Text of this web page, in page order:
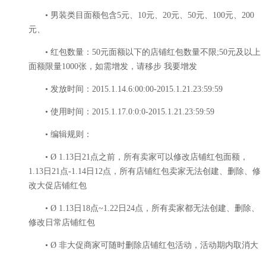
• 男装类目面额包含5元、10元、20元、50元、100元、200
元、
• 红包数量：50元面额以下的店铺红包数量不限;50元及以上
面额限量1000张，如需增发，请移步 我要增发
• 发放时间：2015.1.14.6:00:00-2015.1.21.23:59:59
• 使用时间：2015.1.17.0:0:0-2015.1.21.23:59:59
• 编辑规则：
• Ø 1.13日21点之前，所有卖家可以修改店铺红包面额，
1.13日21点-1.14日12点，所有店铺红包卖家无法创建、删除、修
改大促店铺红包
• Ø 1.13日18点~1.22日24点，所有卖家都无法创建、删除、
修改日常店铺红包
• Ø 非大促商家可随时删除店铺红包活动，活动期内取消大